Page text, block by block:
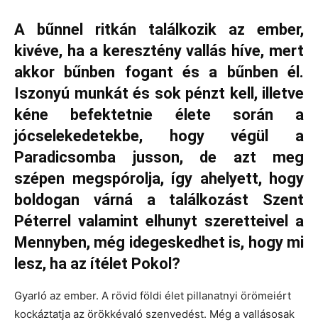
A bűnnel ritkán találkozik az ember,
kivéve, ha a keresztény vallás híve, mert
akkor bűnben fogant és a bűnben él.
Iszonyú munkát és sok pénzt kell, illetve
kéne befektetnie élete során a
jócselekedetekbe, hogy végül a
Paradicsomba jusson, de azt meg
szépen megspórolja, így ahelyett, hogy
boldogan várná a találkozást Szent
Péterrel valamint elhunyt szeretteivel a
Mennyben, még idegeskedhet is, hogy mi
lesz, ha az ítélet Pokol?
Gyarló az ember. A rövid földi élet pillanatnyi örömeiért
kockáztatja az örökkévaló szenvedést. Még a vallásosak